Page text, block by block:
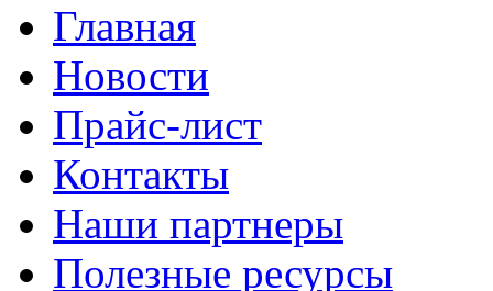
Главная
Новости
Прайс-лист
Контакты
Наши партнеры
Полезные ресурсы